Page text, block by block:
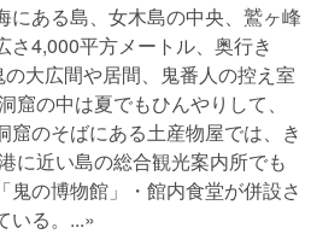
にある島、女木島の中央、鷲ヶ峰
さ4,000平方メートル、奥行き
大広間や居間、鬼番人の控え室
窟の中は夏でもひんやりして、
窟のそばにある土産物屋では、き
に近い島の総合観光案内所でも
鬼の博物館」・館内食堂が併設さ
る。 ...»